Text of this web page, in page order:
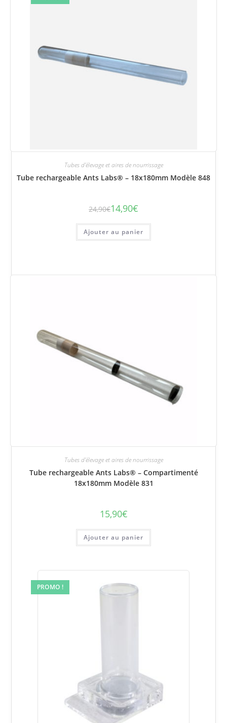
Tubes d'élevage et aires de nourrissage
Tube rechargeable Ants Labs® – 18x180mm Modèle 848
24,90€ Le
initial
était :
24,90€.
14,90€
Le
actuel
est :
14,90€.
Ajouter au panier
Tubes d'élevage et aires de nourrissage
Tube rechargeable Ants Labs® – Compartimenté
18x180mm Modèle 831
15,90€
Ajouter au panier
PROMO !